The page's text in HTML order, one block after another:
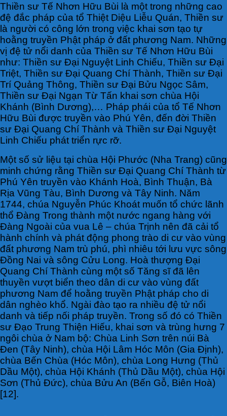
Thiền sư Tế Nhơn Hữu Bùi là một trong những cao
đệ đắc pháp của tổ Thiệt Diệu Liễu Quán, Thiền sư
là người có công lớn trong việc khai sơn tạo tự
hoằng truyền Phật pháp ở đất phương Nam. Những
vị đệ tử nổi danh của Thiền sư Tế Nhơn Hữu Bùi
như: Thiền sư Đại Nguyệt Linh Chiếu, Thiền sư Đại
Triệt, Thiền sư Đại Quang Chí Thành, Thiền sư Đại
Trí Quảng Thông, Thiền sư Đại Bửu Ngọc Sâm,
Thiền sư Đại Ngạn Từ Tấn khai sơn chùa Hội
Khánh (Bình Dương),… Pháp phái của tổ Tế Nhơn
Hữu Bùi được truyền vào Phú Yên, đến đời Thiền
sư Đại Quang Chí Thành và Thiền sư Đại Nguyệt
Linh Chiếu phát triển rực rỡ.
Một số sử liệu tại chùa Hội Phước (Nha Trang) cũng
minh chứng rằng Thiền sư Đại Quang Chí Thành từ
Phú Yên truyền vào Khánh Hoà, Bình Thuận, Bà
Rịa Vũng Tàu, Bình Dương và Tây Ninh. Năm
1744, chúa Nguyễn Phúc Khoát muốn tổ chức lãnh
thổ Đàng Trong thành một nước ngang hàng với
Đàng Ngoài của vua Lê – chúa Trịnh nên đã cải tổ
hành chính và phát động phong trào di cư vào vùng
đất phương Nam trù phú, phì nhiêu tới lưu vực sông
Đồng Nai và sông Cửu Long. Hoà thượng Đại
Quang Chí Thành cùng một số Tăng sĩ đã lên
thuyền vượt biển theo dân di cư vào vùng đất
phương Nam để hoằng truyền Phật pháp cho di
dân nghèo khổ. Ngài đào tạo ra nhiều đệ tử nổi
danh và tiếp nối pháp truyền. Trong số đó có Thiền
sư Đạo Trung Thiện Hiếu, khai sơn và trùng hưng 7
ngôi chùa ở Nam bộ: Chùa Linh Sơn trên núi Bà
Đen (Tây Ninh), chùa Hội Lâm Hóc Môn (Gia Định),
chùa Bến Chùa (Hóc Môn), chùa Long Hưng (Thủ
Dầu Một), chùa Hội Khánh (Thủ Dầu Một), chùa Hội
Sơn (Thủ Đức), chùa Bửu An (Bến Gỗ, Biên Hoà)
[12].